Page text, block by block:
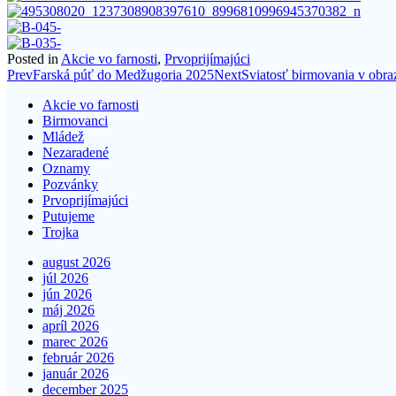
Posted in Akcie vo farnosti, Prvoprijímajúci
Post
navigation
PrevFarská púť do Medžugoria 2025NextSviatosť birmovania v
Akcie vo farnosti
Birmovanci
Mládež
Nezaradené
Oznamy
Pozvánky
Prvoprijímajúci
Putujeme
Trojka
august 2026
júl 2026
jún 2026
máj 2026
apríl 2026
marec 2026
február 2026
január 2026
december 2025